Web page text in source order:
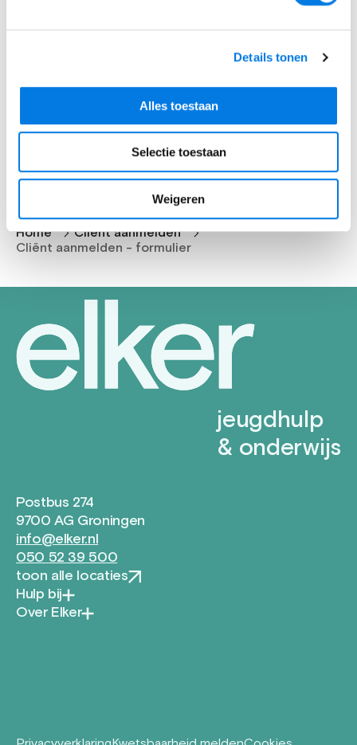
Details tonen
Alles toestaan
Selectie toestaan
Weigeren
Home
Cliënt aanmelden
Cliënt aanmelden - formulier
jeugdhulp
& onderwijs
Postbus 274
9700 AG Groningen
info@elker.nl
050 52 39 500
toon alle locaties
Hulp bij
Over Elker